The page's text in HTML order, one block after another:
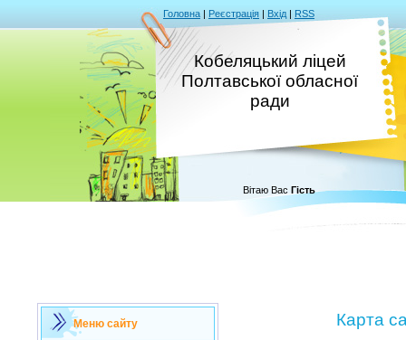
Головна | Реєстрація | Вхід | RSS
Кобеляцький ліцей
Полтавської обласної
ради
Вітаю Вас Гість
Меню сайту Карта